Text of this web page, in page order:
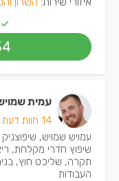
עמית
14 חוות דעת
עמויש שמויש,
שיפוץ חדרי מקלחת,
תקרה, שליכט חוץ,
העבודות